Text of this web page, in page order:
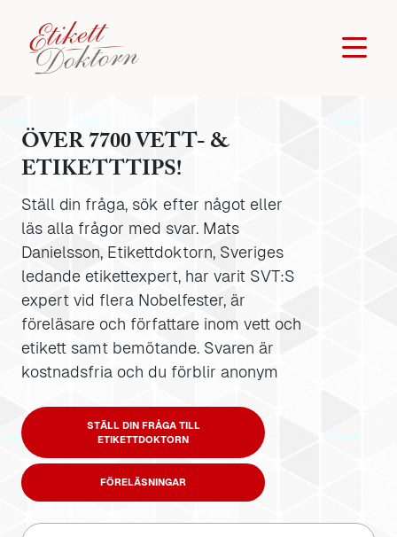
ÖVER 7700 VETT- &
ETIKETTTIPS!
Ställ din fråga, sök efter något eller
läs alla frågor med svar. Mats
Danielsson, Etikettdoktorn, Sveriges
ledande etikettexpert, har varit SVT:S
expert vid flera Nobelfester, är
föreläsare och författare inom vett och
etikett samt bemötande. Svaren är
kostnadsfria och du förblir anonym
STÄLL DIN FRÅGA TILL
ETIKETTDOKTORN
FÖRELÄSNINGAR